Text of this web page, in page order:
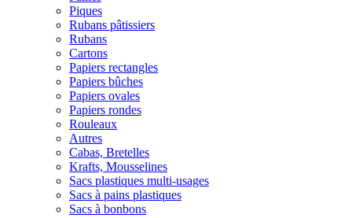
Piques
Rubans pâtissiers
Rubans
Cartons
Papiers rectangles
Papiers bûches
Papiers ovales
Papiers rondes
Rouleaux
Autres
Cabas, Bretelles
Krafts, Mousselines
Sacs plastiques multi-usages
Sacs à pains plastiques
Sacs à bonbons